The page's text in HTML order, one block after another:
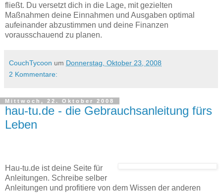
fließt. Du versetzt dich in die Lage, mit gezielten
Maßnahmen deine Einnahmen und Ausgaben optimal
aufeinander abzustimmen und deine Finanzen
vorausschauend zu planen.
CouchTycoon um Donnerstag, Oktober 23, 2008
2 Kommentare:
Mittwoch, 22. Oktober 2008
hau-tu.de - die Gebrauchsanleitung fürs
Leben
Hau-tu.de ist deine Seite für
Anleitungen. Schreibe selber
Anleitungen und profitiere von dem Wissen der anderen